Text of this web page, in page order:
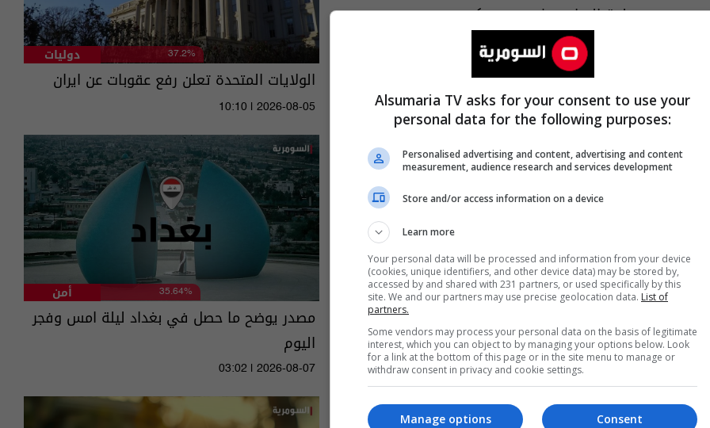
تصب في مصلحة العراق وشعبه، وتعكس روح
أن "هدف الزيارة يتمثل في دعم
المتاحة لحل المشكلات وفقاً للدستور
أجل الحرية ومواجهة عصاباتداعش
المستمر من أجل العراق، وتعزيز وحدته
دوليات 37.2%
الولايات المتحدة تعلن رفع عقوبات عن ايران
10:10 | 2026-08-05
أمن 35.64%
مصدر يوضح ما حصل في بغداد ليلة امس وفجر
اليوم
03:02 | 2026-08-07
Alsumaria TV asks for your consent to use your
personal data for the following purposes:
Personalised advertising and content, advertising and content
measurement, audience research and services development
Store and/or access information on a device
Learn more
Your personal data will be processed and information from your device
(cookies, unique identifiers, and other device data) may be stored by,
accessed by and shared with 231 partners, or used specifically by this
site. We and our partners may use precise geolocation data. List of
partners.
Some vendors may process your personal data on the basis of legitimate
interest, which you can object to by managing your options below. Look
for a link at the bottom of this page or in the site menu to manage or
withdraw consent in privacy and cookie settings.
Consent
Manage options